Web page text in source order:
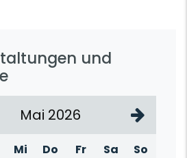
und
Mai 2026
Mi Do Fr Sa
So